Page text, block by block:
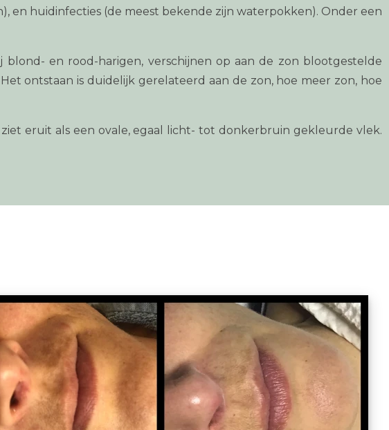
en huidinfecties (de meest bekende zijn waterpokken). Onder een
en rood-harigen, verschijnen op aan de zon blootgestelde
ontstaan is duidelijk gerelateerd aan de zon, hoe meer zon, hoe
eruit als een ovale, egaal licht- tot donkerbruin gekleurde vlek.